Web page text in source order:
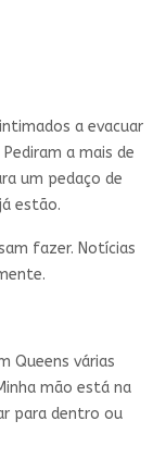
a evacuar
a mais de
um pedaço de
estão.
fazer. Notícias
Queens várias
mão está na
para dentro ou